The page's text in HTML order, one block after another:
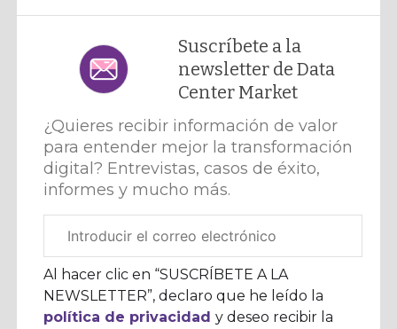
Suscríbete a la
newsletter de Data
Center Market
¿Quieres recibir información de valor
para entender mejor la transformación
digital? Entrevistas, casos de éxito,
informes y mucho más.
electrónico
corporativo
Al hacer clic en “SUSCRÍBETE A LA
NEWSLETTER”, declaro que he leído la
política de privacidady deseo recibir la